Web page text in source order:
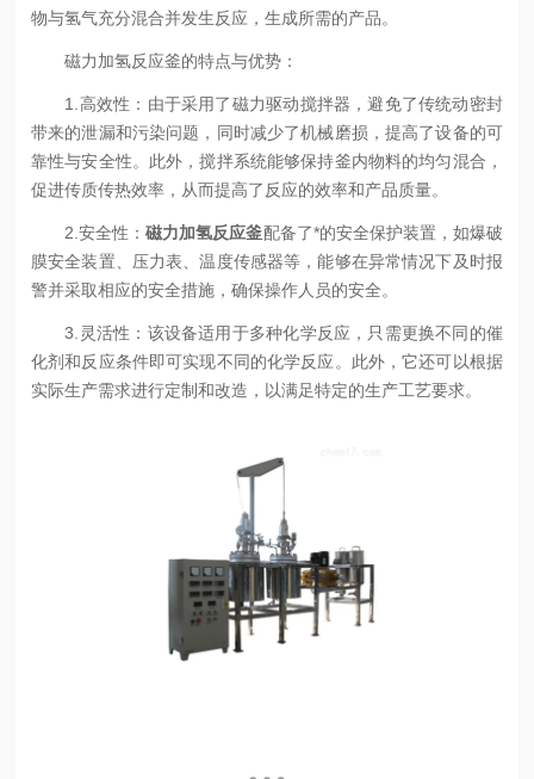
物与氢气充分混合并发生反应，生成所需的产品。
磁力加氢反应釜的特点与优势：
1.高效性：由于采用了磁力驱动搅拌器，避免了传统动密封
带来的泄漏和污染问题，同时减少了机械磨损，提高了设备的可
靠性与安全性。此外，搅拌系统能够保持釜内物料的均匀混合，
促进传质传热效率，从而提高了反应的效率和产品质量。
2.安全性：磁力加氢反应釜配备了*的安全保护装置，如爆破
膜安全装置、压力表、温度传感器等，能够在异常情况下及时报
警并采取相应的安全措施，确保操作人员的安全。
3.灵活性：该设备适用于多种化学反应，只需更换不同的催
化剂和反应条件即可实现不同的化学反应。此外，它还可以根据
实际生产需求进行定制和改造，以满足特定的生产工艺要求。